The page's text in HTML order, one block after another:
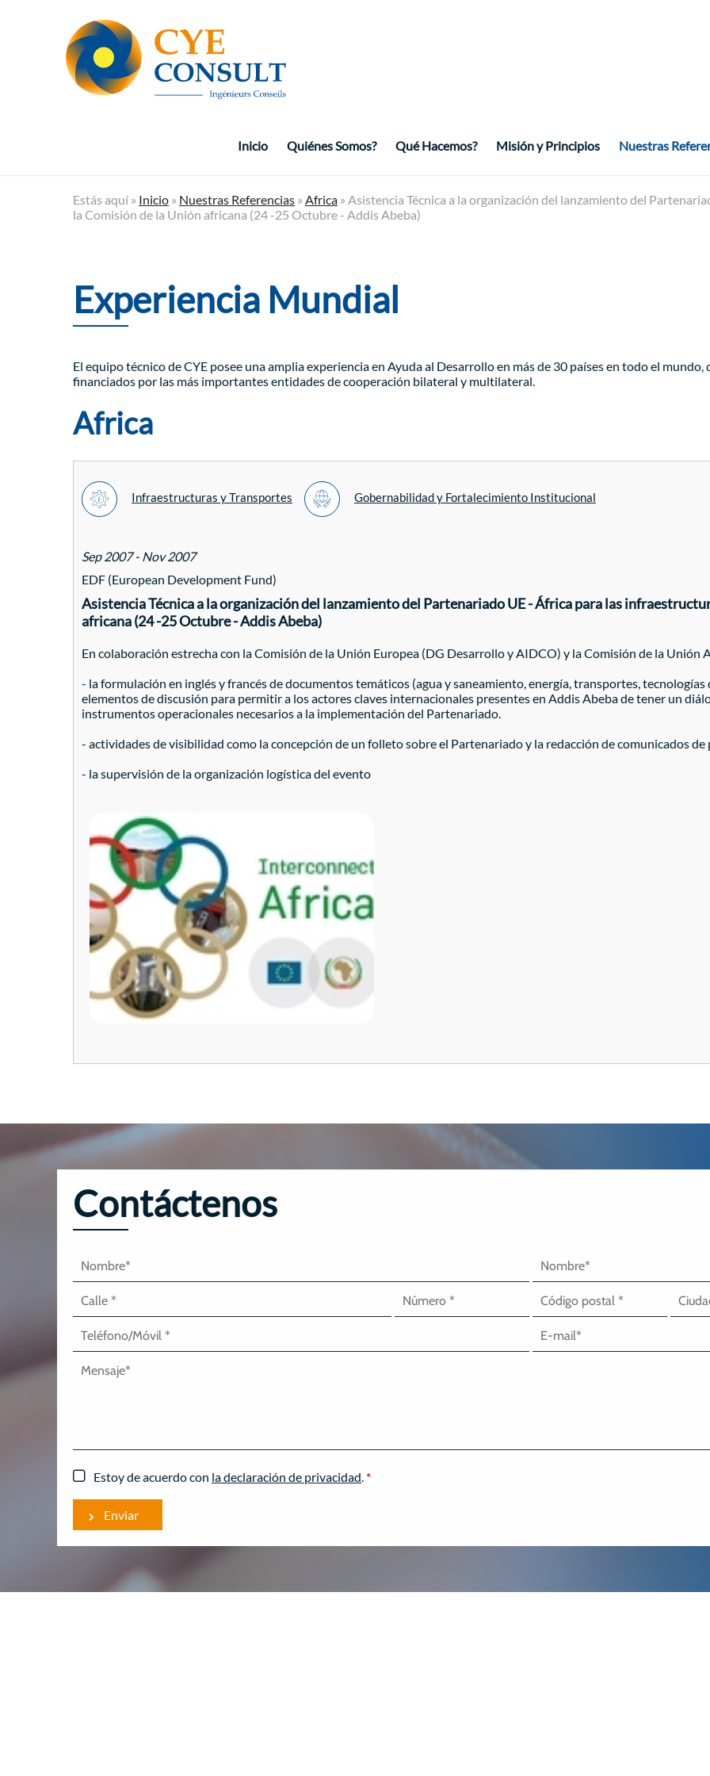
Inicio Quiénes Somos? Qué Hacemos? Misión y Principios Nuestras
Estás aquí » Inicio » Nuestras Referencias » Africa » Asistencia Técnica a la organización del lanzamiento del
la Comisión de la Unión africana (24 -25 Octubre - Addis Abeba)
Experiencia Mundial
El equipo técnico de CYE posee una amplia experiencia en Ayuda al Desarrollo en más de 30 países en todo el
financiados por las más importantes entidades de cooperación bilateral y multilateral.
Africa
Infraestructuras y Transportes Gobernabilidad y Fortalecimiento Institucional
Sep 2007 - Nov 2007
EDF (European Development Fund)
Asistencia Técnica a la organización del lanzamiento del Partenariado UE - África para las
africana (24 -25 Octubre - Addis Abeba)
En colaboración estrecha con la Comisión de la Unión Europea (DG Desarrollo y AIDCO) y la Comisión de la
- la formulación en inglés y francés de documentos temáticos (agua y saneamiento, energía, transportes,
elementos de discusión para permitir a los actores claves internacionales presentes en Addis Abeba de tener un
instrumentos operacionales necesarios a la implementación del Partenariado.
- actividades de visibilidad como la concepción de un folleto sobre el Partenariado y la redacción de comunicados de
- la supervisión de la organización logística del evento
Contáctenos
Estoy de acuerdo con la declaración de privacidad. *
Enviar